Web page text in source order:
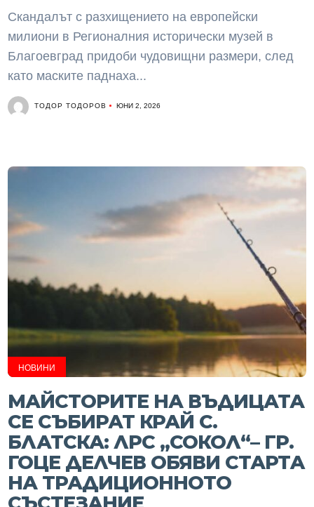
Скандалът с разхищението на европейски
милиони в Регионалния исторически музей в
Благоевград придоби чудовищни размери, след
като маските паднаха...
ТОДОР ТОДОРОВ ЮНИ 2, 2026
НОВИНИ
МАЙСТОРИТЕ НА ВЪДИЦАТА
СЕ СЪБИРАТ КРАЙ С.
БЛАТСКА: ЛРС „СОКОЛ“– ГР.
ГОЦЕ ДЕЛЧЕВ ОБЯВИ СТАРТA
НА ТРАДИЦИОННОТО